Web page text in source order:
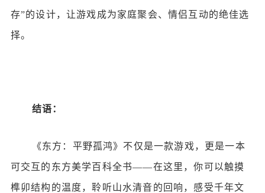
存”的设计，让游戏成为家庭聚会、情侣互动的绝佳选
择。
结语：
《东方：平野孤鸿》不仅是一款游戏，更是一本
可交互的东方美学百科全书——在这里，你可以触摸
榫卯结构的温度，聆听山水清音的回响，感受千年文